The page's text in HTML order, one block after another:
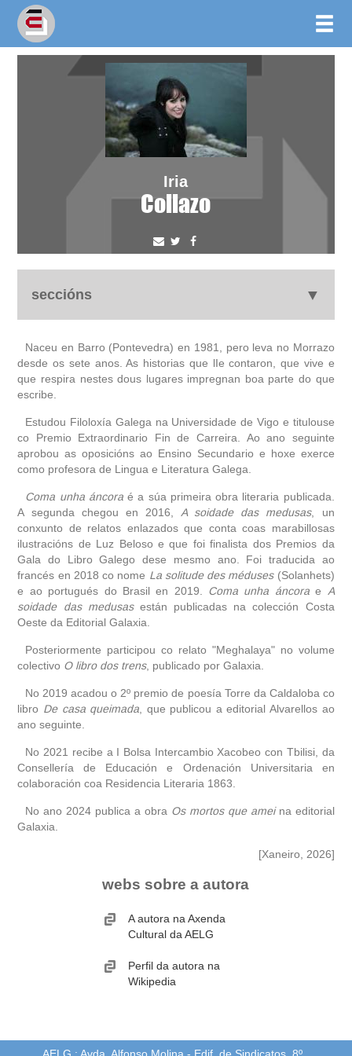
Iria
Collazo
seccións
autobiografía
obra
fototeca
videoteca
outros docs
Naceu en Barro (Pontevedra) en 1981, pero leva no Morrazo
desde os sete anos. As historias que lIe contaron, que vive e
que respira nestes dous lugares impregnan boa parte do que
escribe.
Estudou Filoloxía Galega na Universidade de Vigo e titulouse
co Premio Extraordinario Fin de Carreira. Ao ano seguinte
aprobou as oposicións ao Ensino Secundario e hoxe exerce
como profesora de Lingua e Literatura Galega.
Coma unha áncoraé a súa primeira obra literaria publicada.
A segunda chegou en 2016, A soidade das medusas, un
conxunto de relatos enlazados que conta coas marabillosas
ilustracións de Luz Beloso e que foi finalista dos Premios da
Gala do Libro Galego dese mesmo ano. Foi traducida ao
francés en 2018 co nome La solitude des méduses(Solanhets)
e ao portugués do Brasil en 2019. Coma unha áncorae A
soidade das medusasestán publicadas na colección Costa
Oeste da Editorial Galaxia.
Posteriormente participou co relato "Meghalaya" no volume
colectivo O libro dos trens, publicado por Galaxia.
No 2019 acadou o 2º premio de poesía Torre da Caldaloba co
libro De casa queimada , que publicou a editorial Alvarellos ao
ano seguinte.
No 2021 recibe a I Bolsa Intercambio Xacobeo con Tbilisi, da
Consellería de Educación e Ordenación Universitaria en
colaboración coa Residencia Literaria 1863.
No ano 2024 publica a obra Os mortos que ameina editorial
Galaxia.
[Xaneiro, 2026]
webs sobre a autora
A autora na Axenda
Cultural da AELG
Perfil da autora na
Wikipedia